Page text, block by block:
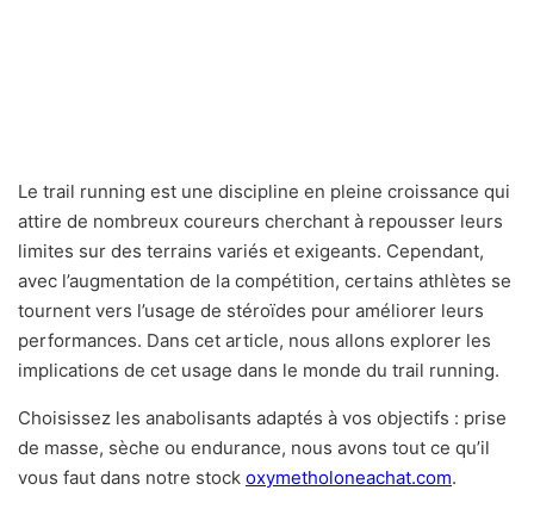
Le trail running est une discipline en pleine croissance qui
attire de nombreux coureurs cherchant à repousser leurs
limites sur des terrains variés et exigeants. Cependant,
avec l’augmentation de la compétition, certains athlètes se
tournent vers l’usage de stéroïdes pour améliorer leurs
performances. Dans cet article, nous allons explorer les
implications de cet usage dans le monde du trail running.
Choisissez les anabolisants adaptés à vos objectifs : prise
de masse, sèche ou endurance, nous avons tout ce qu’il
vous faut dans notre stock oxymetholoneachat.com.